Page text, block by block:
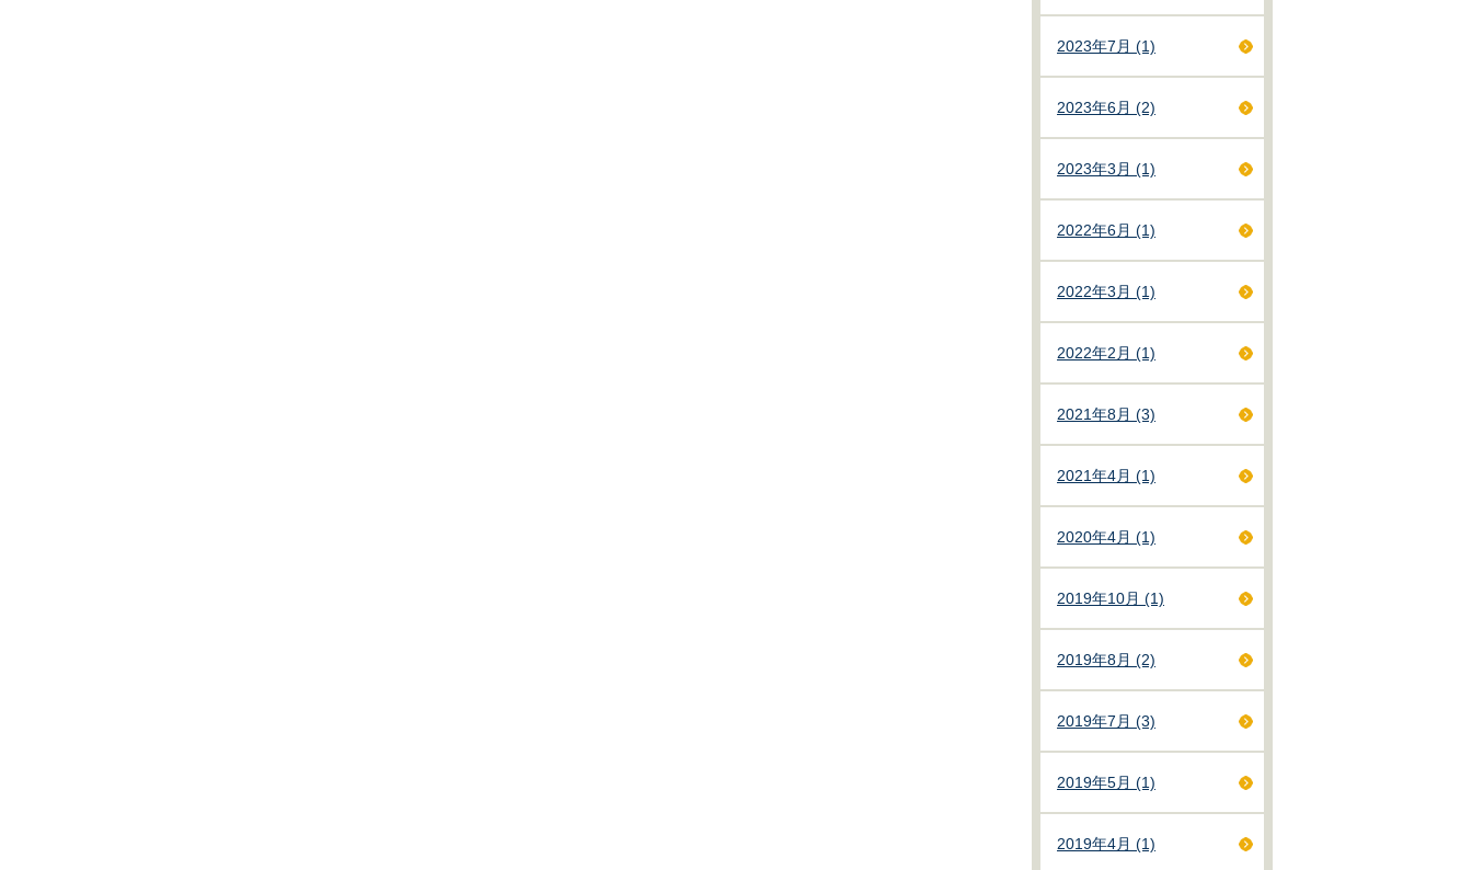
2023年7月 (1)
2023年6月 (2)
2023年3月 (1)
2022年6月 (1)
2022年3月 (1)
2022年2月 (1)
2021年8月 (3)
2021年4月 (1)
2020年4月 (1)
2019年10月 (1)
2019年8月 (2)
2019年7月 (3)
2019年5月 (1)
2019年4月 (1)